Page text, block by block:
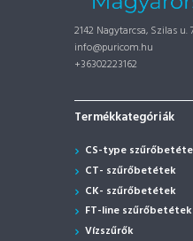
2142 Nagytarcsa, Szilas u.
info@puricom.hu
+36302223162
Termékkategóriák
CS-type
CT- szűrőbetétek
CK- szűrőbetétek
FT-line szűrőbetétek
Vízszűrők